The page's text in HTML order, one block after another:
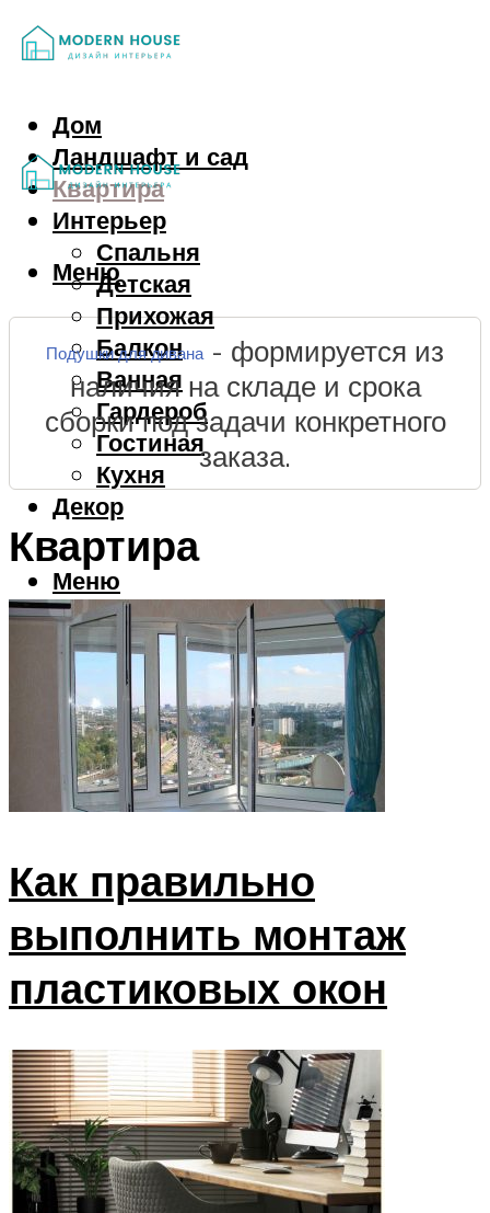
Дом
Ландшафт и сад
Квартира
Интерьер
Спальня
Детская
Прихожая
Балкон
Ванная
Гардероб
Гостиная
Кухня
Декор
Меню
Меню
Подушки для дивана- формируется из
наличия на складе и срока
сборки под задачи конкретного
заказа.
Квартира
Как правильно
выполнить монтаж
пластиковых окон